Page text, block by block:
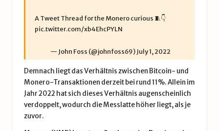
A Tweet Thread for the Monero curious 🧵👇
pic.twitter.com/xb4EhcPYLN
— John Foss (@johnfoss69) July 1, 2022
Demnach liegt das Verhältnis zwischen Bitcoin- und
Monero-Transaktionen derzeit bei rund 11%. Allein im
Jahr 2022 hat sich dieses Verhältnis augenscheinlich
verdoppelt, wodurch die Messlatte höher liegt, als je
zuvor.